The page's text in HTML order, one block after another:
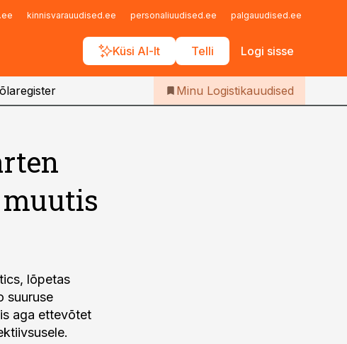
kinnisvarauudised.ee personaliuudised.ee palgauudised.ee
Küsi AI-lt Telli Logi sisse
Iseteenindus
Telli Logistikauudised
Minu Logistikauudised
lõpetas
suuruse
aga ettevõtet